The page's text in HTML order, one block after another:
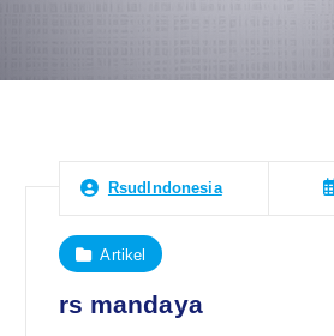
RsudIndonesia
Artikel
rs mandaya